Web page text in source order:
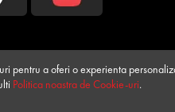
pentru a oferi o experienta
Politica noastra de Cookie-uri.